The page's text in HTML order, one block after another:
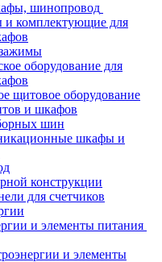
шинопровод
и комплектующие для
оборудование для
щитовое оборудование
и шкафов
шин
шкафы и
конструкции
для счетчиков
и элементы питания
и элементы